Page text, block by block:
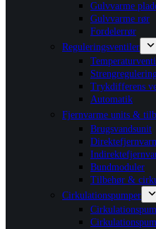
Gulvvarme
Gulvvarme rør
Fordelerrør
Reguleringsventiler
Trykdifferens
Automatik
Fjernvarme units &
Brugsvandsunit
Bundmoduler
Tilbehør &
Cirkulationspumper